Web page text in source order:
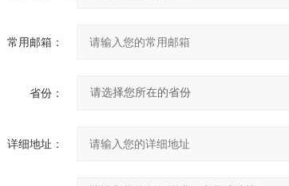
常用邮箱：
省份：
详细地址：